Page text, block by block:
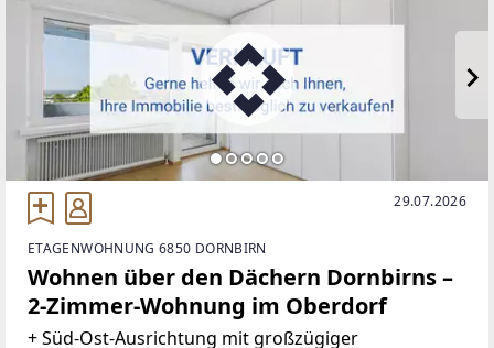
29.07.2026
ETAGENWOHNUNG 6850 DORNBIRN
Wohnen über den Dächern Dornbirns –
2-Zimmer-Wohnung im Oberdorf
+ Süd-Ost-Ausrichtung mit großzügiger